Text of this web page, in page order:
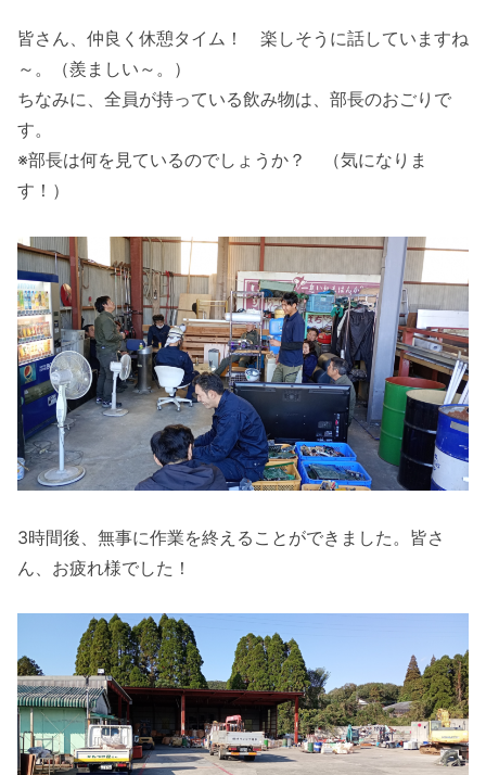
皆さん、仲良く休憩タイム！ 楽しそうに話していますね
～。（羨ましい～。）
ちなみに、全員が持っている飲み物は、部長のおごりで
す。
※部長は何を見ているのでしょうか？ （気になりま
す！）
3時間後、無事に作業を終えることができました。皆さ
ん、お疲れ様でした！